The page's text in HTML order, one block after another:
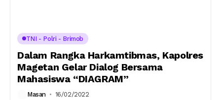
TNI - Polri - Brimob
Dalam Rangka Harkamtibmas, Kapolres
Magetan Gelar Dialog Bersama
Mahasiswa “DIAGRAM”
Masan 16/02/2022